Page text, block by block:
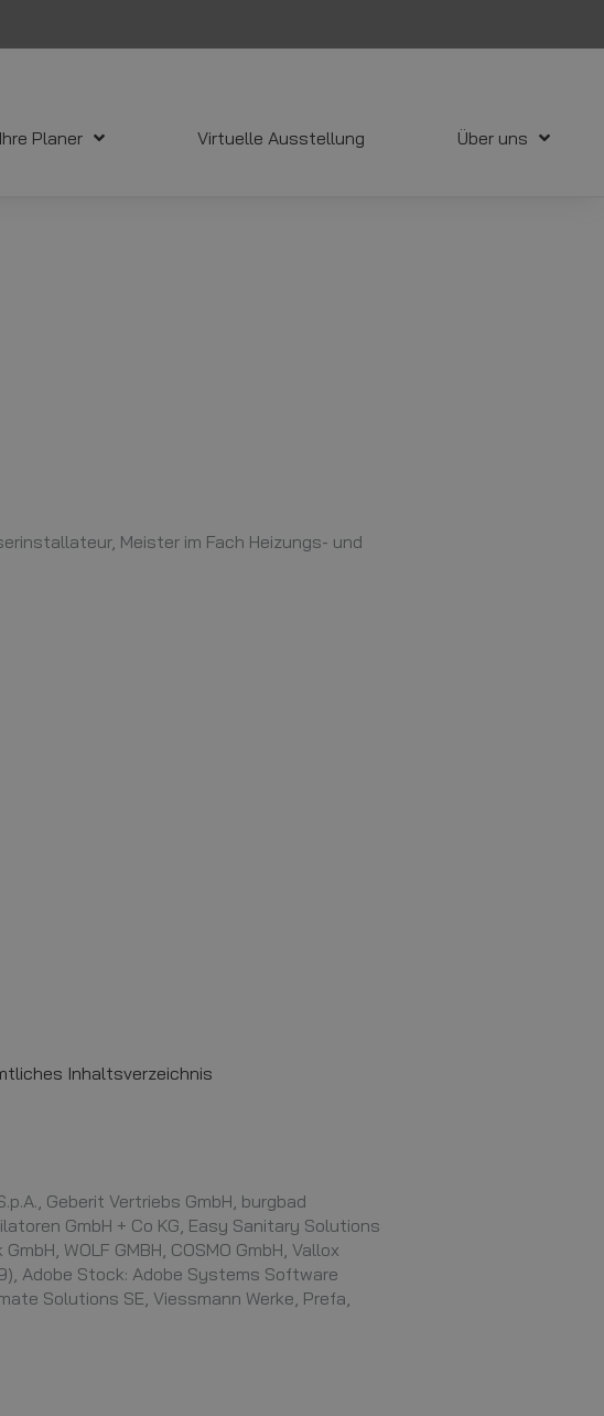
Ihre Planer Virtuelle Ausstellung Über uns
Meister im Fach Heizungs- und
Inhaltsverzeichnis
Geberit Vertriebs GmbH, burgbad
GmbH + Co KG, Easy Sanitary Solutions
WOLF GMBH, COSMO GmbH, Vallox
Adobe Stock: Adobe Systems Software
Solutions SE, Viessmann Werke, Prefa,